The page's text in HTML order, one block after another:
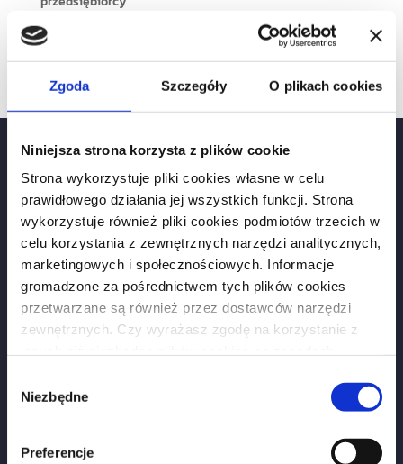
Zgoda Szczegóły O plikach cookies
Niniejsza strona korzysta z plików cookie
Strona wykorzystuje pliki cookies własne w celu
prawidłowego działania jej wszystkich funkcji. Strona
wykorzystuje również pliki cookies podmiotów trzecich w
celu korzystania z zewnętrznych narzędzi analitycznych,
marketingowych i społecznościowych. Informacje
gromadzone za pośrednictwem tych plików cookies
przetwarzane są również przez dostawców narzędzi
zewnętrznych. Czy wyrażasz zgodę na korzystanie z
zgody
Niezbędne
Preferencje
Służebność przesyłu
Kontakt:
+48 505 906 670
+48 509 641 175
biuro@khkancelaria.pl
Dane kancelarii:
NIP 877-14-55-725, REGON 302854040
NIP 973 -10-00-700, REGON 385256014